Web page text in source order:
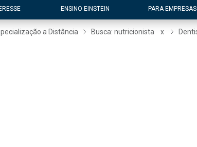
ENSINO EINSTEIN PARA EMPRESAS
a Distância Busca: nutricionista x